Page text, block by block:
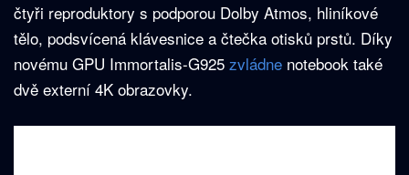
čtyři reproduktory s podporou Dolby Atmos, hliníkové
tělo, podsvícená klávesnice a čtečka otisků prstů. Díky
novému GPU Immortalis-G925 zvládne notebook také
dvě externí 4K obrazovky.